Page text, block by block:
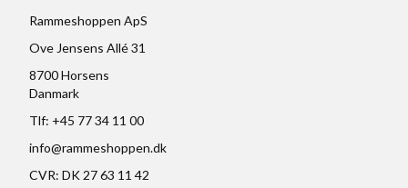
Rammeshoppen ApS
Ove Jensens Allé 31
8700 Horsens
Danmark
Tlf: +45 77 34 11 00
info@rammeshoppen.dk
CVR: DK 27 63 11 42